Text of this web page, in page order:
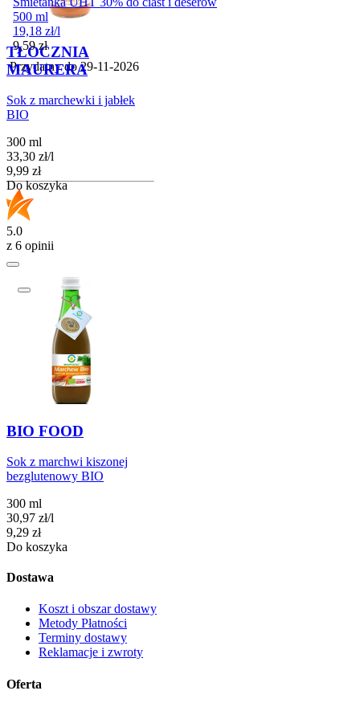
500 ml
19,18 zł/l
Cena
9,59 zł
Przydatny do29-11-2026
TŁOCZNIA
MAURERA
Sok z marchewki i jabłek
BIO
300 ml
33,30 zł/l
Cena
9,99 zł
Do koszyka
5.0
z 6 opinii
BIO FOOD
Sok z marchwi kiszonej
bezglutenowy BIO
300 ml
30,97 zł/l
Cena
9,29 zł
Do koszyka
Dostawa
Koszt i obszar dostawy
Metody Płatności
Terminy dostawy
Reklamacje i zwroty
Oferta